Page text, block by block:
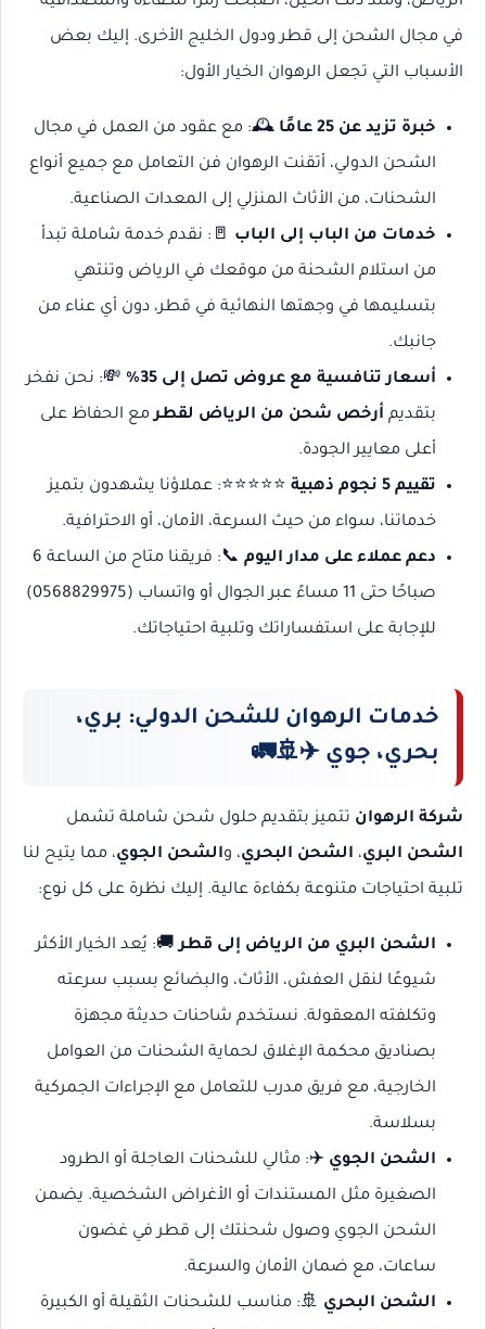
في مجال الشحن إلى قطر ودول الخليج الأخرى. إليك بعض
الأسباب التي تجعل الرهوان الخيار الأول:
خبرة تزيد عن 25 عامًا
🕰️: مع عقود من العمل في مجال
الشحن الدولي، أتقنت الرهوان فن التعامل مع جميع أنواع
الشحنات، من الأثاث المنزلي إلى المعدات الصناعية.
خدمات من الباب إلى الباب 🚪: نقدم خدمة شاملة تبدأ
من استلام الشحنة من موقعك في الرياض وتنتهي
بتسليمها في وجهتها النهائية في قطر، دون أي عناء من
جانبك.
أسعار تنافسية مع عروض تصل إلى 35%
💸: نحن نفخر
بتقديم أرخص شحن من الرياض لقطرمع الحفاظ على
أعلى معايير الجودة.
تقييم 5 نجوم ذهبية
⭐⭐⭐⭐⭐: عملاؤنا يشهدون بتميز
خدماتنا، سواء من حيث السرعة، الأمان، أو الاحترافية.
دعم عملاء على مدار اليوم
📞: فريقنا متاح من الساعة 6
صباحًا حتى 11 مساءً عبر الجوال أو واتساب (0568829975)
للإجابة على استفساراتك وتلبية احتياجاتك.
خدمات الرهوان للشحن الدولي: بري،
بحري، جوي ✈️🚢🚛
شركة الرهوان تتميز بتقديم حلول شحن شاملة تشمل
الشحن البري، الشحن البحري، والشحن الجوي، مما يتيح لنا
تلبية احتياجات متنوعة بكفاءة عالية. إليك نظرة على كل نوع:
الشحن البري من الرياض إلى قطر🚚: يُعد الخيار الأكثر
شيوعًا لنقل العفش، الأثاث، والبضائع بسبب سرعته
وتكلفته المعقولة. نستخدم شاحنات حديثة مجهزة
بصناديق محكمة الإغلاق لحماية الشحنات من العوامل
الخارجية، مع فريق مدرب للتعامل مع الإجراءات الجمركية
بسلاسة.
الشحن الجوي ✈️: مثالي للشحنات العاجلة أو الطرود
الصغيرة مثل المستندات أو الأغراض الشخصية. يضمن
الشحن الجوي وصول شحنتك إلى قطر في غضون
ساعات، مع ضمان الأمان والسرعة.
الشحن البحري 🚢: مناسب للشحنات الثقيلة أو الكبيرة